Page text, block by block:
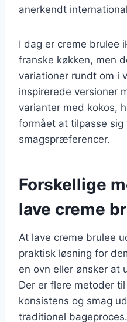
anerkendt
I dag er creme brulee
franske køkken, men
variationer rundt om i
inspirerede versioner
varianter med kokos,
formået at tilpasse sig
smagspræferencer.
Forskellige
lave creme
At lave creme brulee
praktisk løsning for
en ovn eller ønsker at
Der er flere metoder
konsistens og smag
traditionel bageproces.